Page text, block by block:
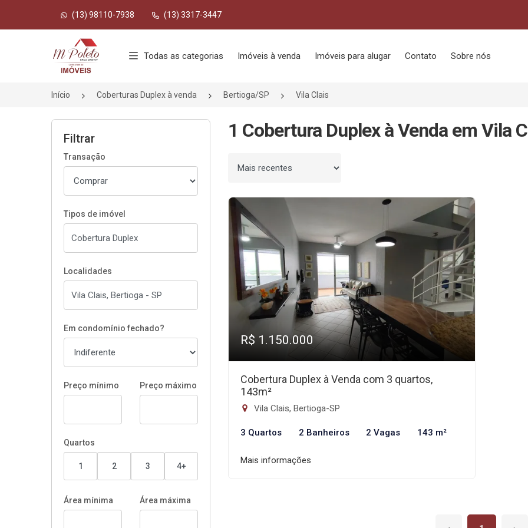
(13) 98110-7938 (13) 3317-3447
Página inicial
Todas as categorias Imóveis à venda Imóveis para alugar Contato Sobre nós
Início Coberturas Duplex à venda Bertioga/SP Vila Clais
Filtrar
Transação
Tipos de imóvel
Localidades
Em condomínio fechado?
Preço mínimo Preço máximo
Quartos
1 2 3 4+
Área mínima Área máxima
1 Cobertura Duplex à Venda em Vila
Ordenar por
R$ 1.150.000
Cobertura Duplex à Venda com 3 quartos,
143m²
Vila Clais, Bertioga-SP
3 Quartos 2 Banheiros 2 Vagas 143 m²
Mais informações